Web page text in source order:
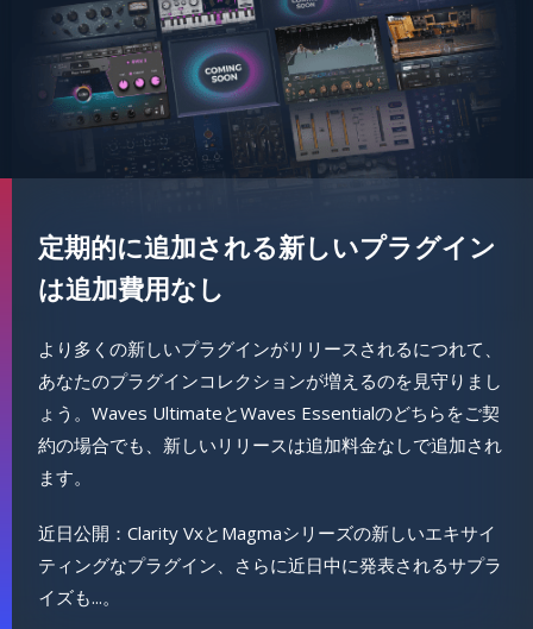
定期的に追加される新しいプラグイン
は追加費用なし
より多くの新しいプラグインがリリースされるにつれて、
あなたのプラグインコレクションが増えるのを見守りまし
ょう。Waves UltimateとWaves Essentialのどちらをご契
約の場合でも、新しいリリースは追加料金なしで追加され
ます。
近日公開：Clarity VxとMagmaシリーズの新しいエキサイ
ティングなプラグイン、さらに近日中に発表されるサプラ
イズも...。